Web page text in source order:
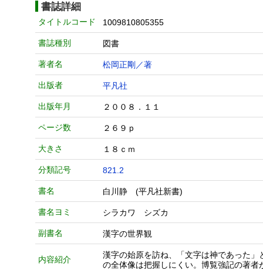
書誌詳細
タイトルコード 1009810805355
書誌種別 図書
著者名 松岡正剛／著
出版者 平凡社
出版年月 ２００８．１１
ページ数 ２６９ｐ
大きさ １８ｃｍ
分類記号 821.2
書名 白川静 (平凡社新書)
書名ヨミ シラカワ シズカ
副書名 漢字の世界観
内容紹介
漢字の始原を訪ね、「文字は神であった
の全体像は把握しにくい。博覧強記の著